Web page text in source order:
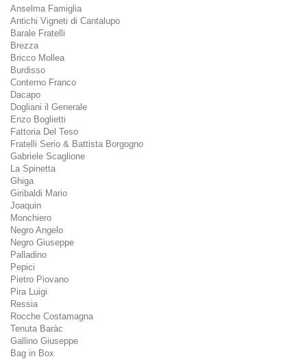
Anselma Famiglia
Antichi Vigneti di Cantalupo
Barale Fratelli
Brezza
Bricco Mollea
Burdisso
Conterno Franco
Dacapo
Dogliani il Generale
Enzo Boglietti
Fattoria Del Teso
Fratelli Serio & Battista Borgogno
Gabriele Scaglione
La Spinetta
Ghiga
Giribaldi Mario
Joaquin
Monchiero
Negro Angelo
Negro Giuseppe
Palladino
Pepici
Pietro Piovano
Pira Luigi
Ressia
Rocche Costamagna
Tenuta Baràc
Gallino Giuseppe
Bag in Box